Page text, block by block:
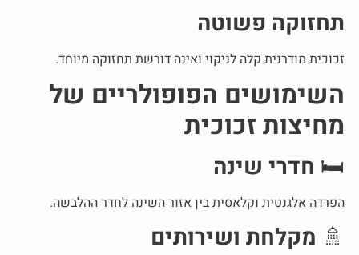
תחזוקה פשוטה
זכוכית מודרנית קלה לניקוי ואינה דורשת תחזוקה מיוחד.
השימושים הפופולריים של
מחיצות זכוכית
🛏️ חדרי שינה
הפרדה אלגנטית וקלאסית בין אזור השינה לחדר ההלבשה.
🚿 מקלחת ושירותים